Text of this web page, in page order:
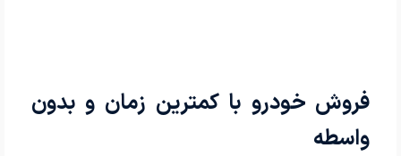
فروش خودرو با کمترین زمان و بدون
واسطه